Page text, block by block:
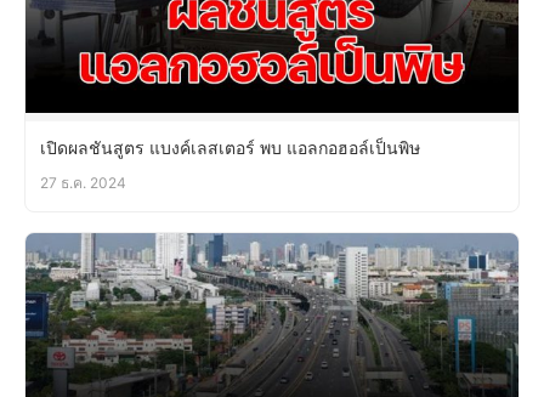
เปิดผลชันสูตร แบงค์เลสเตอร์ พบ แอลกอฮอล์เป็นพิษ
27 ธ.ค. 2024